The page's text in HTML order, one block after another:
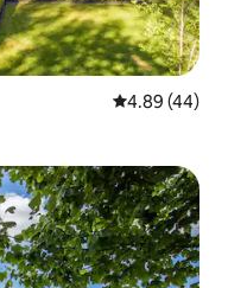
Calificación
4.89 (44)